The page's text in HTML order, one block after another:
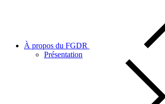
À propos du FGDR
Présentation